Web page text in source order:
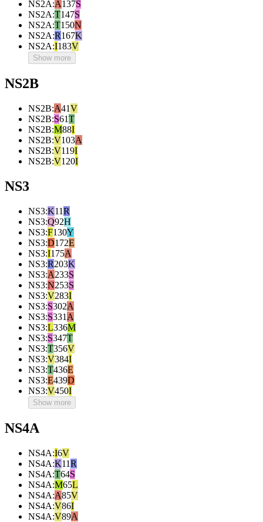
NS2A:A137S
NS2A:T147S
NS2A:T150N
NS2A:R167K
NS2A:I183V
Show more
NS2B
NS2B:A41V
NS2B:S61T
NS2B:M88I
NS2B:V103A
NS2B:V119I
NS2B:V120I
NS3
NS3:K11R
NS3:Q92H
NS3:F130Y
NS3:D172E
NS3:I175A
NS3:R203K
NS3:A233S
NS3:N253S
NS3:V283I
NS3:S302A
NS3:S331 A
NS3:L336M
NS3:S347T
NS3:T356V
NS3:V384I
NS3:T436E
NS3:E439D
NS3:V450I
Show more
NS4A
NS4A:I6V
NS4A:K11R
NS4A:T64S
NS4A:M65L
NS4A:A85V
NS4A:V86I
NS4A:V89A